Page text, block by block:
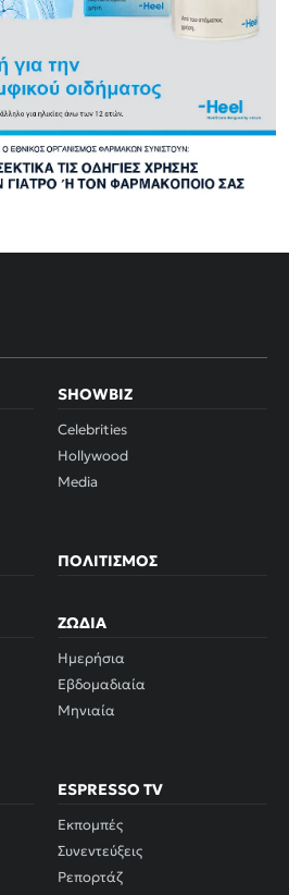
SHOWBIZ
Celebrities
Hollywood
Media
ΠΟΛΙΤΙΣΜΌΣ
ΖΏΔΙΑ
Ημερήσια
Εβδομαδιαία
Μηνιαία
ESPRESSO TV
Εκπομπές
Συνεντεύξεις
Ρεπορτάζ